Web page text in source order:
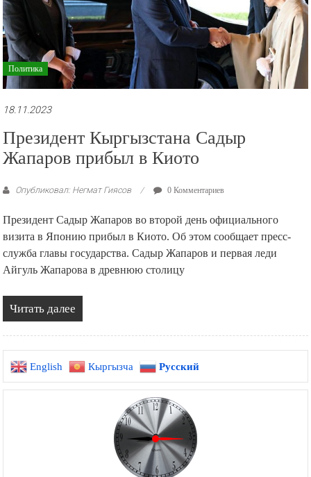
Политика
18.11.2023
Президент Кыргызстана Садыр
Жапаров прибыл в Киото
Опубликовал: Негмат Гиясов 0 Комментариев
Президент Садыр Жапаров во второй день официального
визита в Японию прибыл в Киото. Об этом сообщает пресс-
служба главы государства. Садыр Жапаров и первая леди
Айгуль Жапарова в древнюю столицу
Читать далее
English Кыргызча Русский